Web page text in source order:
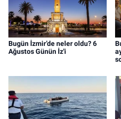
Bugün İzmir’de neler oldu? 6
Ağustos Günün İz'i